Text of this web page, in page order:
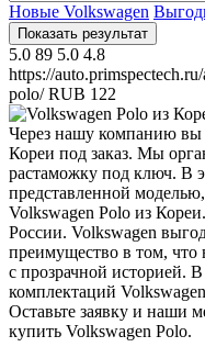
Новые Volkswagen
Показать результат
5.0 89 5.0 4.8
https://
polo/ RUB 122
Через нашу компанию вы
Кореи под заказ. Мы
растаможку под ключ. В
представленной
Volkswagen Polo из
России. Volkswagen
преимущество в том, что
с прозрачной историей.
комплектаций
Оставьте заявку и наши
купить Volkswagen Polo.